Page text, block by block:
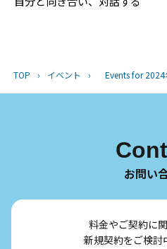
TOP › イベント › Events for
お問い
料金やご契約に
新規契約をご検討